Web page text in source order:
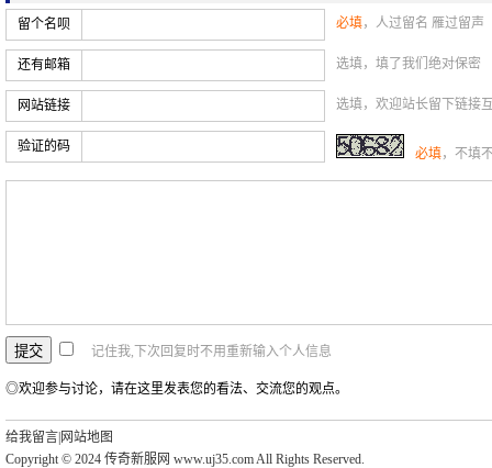
留个名呗 必填，人过留名 雁过留声
还有邮箱 选填，填了我们绝对保密
网站链接 选填，欢迎站长留下链接
验证的码 必填，不填
记住我,下次回复时不用重新输入个人信息
◎欢迎参与讨论，请在这里发表您的看法、交流您的观点。
给我留言 网站地图
Copyright © 2024 传奇新服网 www.uj35.com All Rights Reserved.